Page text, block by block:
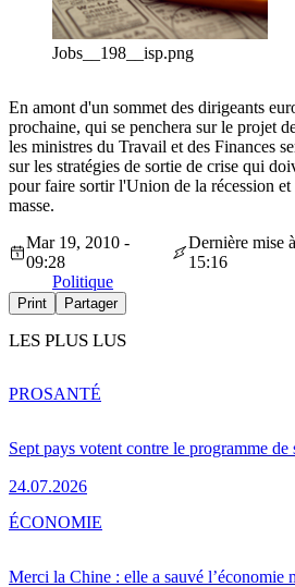
Jobs__198__isp.png
En amont d'un sommet des dirigeants
prochaine, qui se penchera sur le projet
les ministres du Travail et des Finances
sur les stratégies de sortie de crise qui
pour faire sortir l'Union de la récession
masse.
Mar 19, 2010 -
09:28
Dernière mise
15:16
Politique
Print Partager
LES PLUS LUS
Sept pays votent contre le programme de
24.07.2026
PROSANTÉ
Merci la Chine : elle a sauvé l’économie
ÉCONOMIE